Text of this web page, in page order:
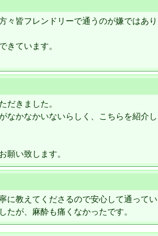
々皆フレンドリーで通うのが嫌ではあり
きています。
だきました。
なかなかいないらしく、こちらを紹介し
願い致します。
に教えてくださるので安心して通ってい
たが、麻酔も痛くなかったです。